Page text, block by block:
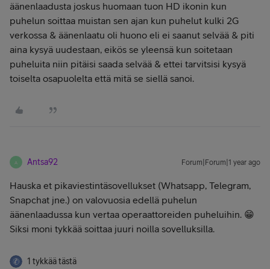
äänenlaadusta joskus huomaan tuon HD ikonin kun
puhelun soittaa muistan sen ajan kun puhelut kulki 2G
verkossa & äänenlaatu oli huono eli ei saanut selvää & piti
aina kysyä uudestaan, eikös se yleensä kun soitetaan
puheluita niin pitäisi saada selvää & ettei tarvitsisi kysyä
toiselta osapuolelta että mitä se siellä sanoi.
A Antsa92 Forum|Forum|1 year ago
Hauska et pikaviestintäsovellukset (Whatsapp, Telegram,
Snapchat jne.) on valovuosia edellä puhelun
äänenlaadussa kun vertaa operaattoreiden puheluihin. 😁
Siksi moni tykkää soittaa juuri noilla sovelluksilla.
1 tykkää tästä